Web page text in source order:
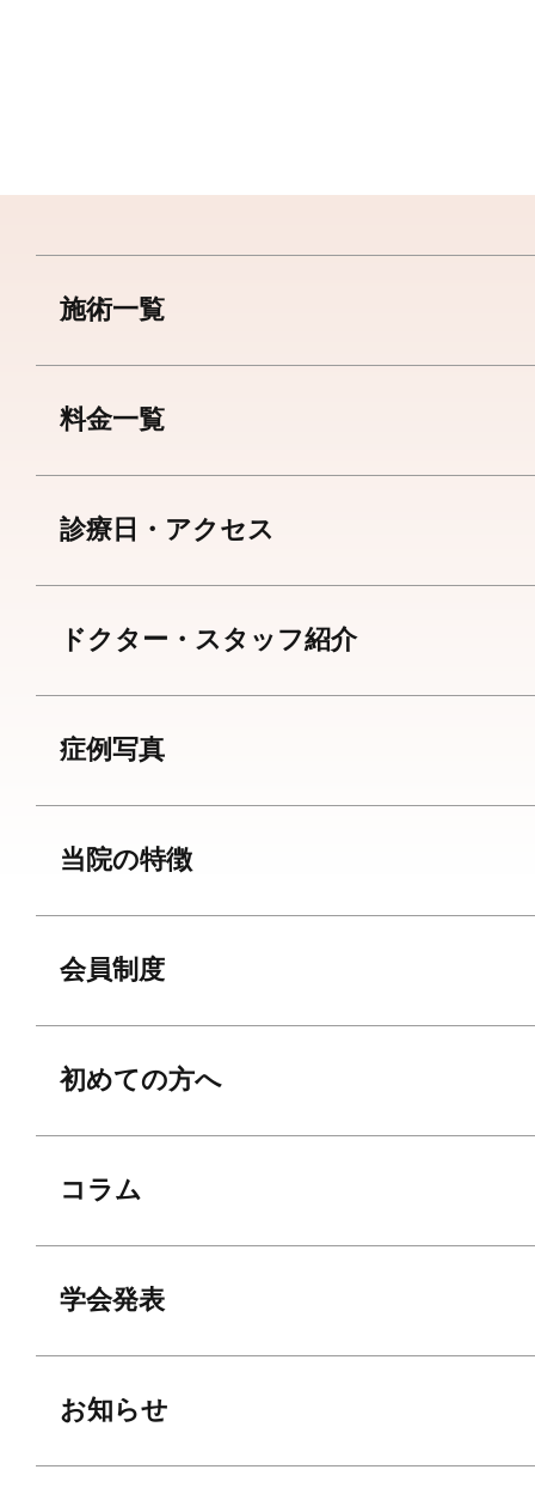
施術一覧
料金一覧
診療日・アクセス
ドクター・スタッフ紹介
症例写真
当院の特徴
会員制度
初めての方へ
コラム
学会発表
お知らせ